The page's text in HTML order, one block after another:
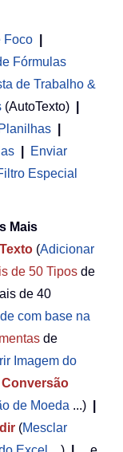
Foco
Fórmulas
de Trabalho &
(AutoTexto)
Enviar
Especial
Mais
Texto (Adicionar
de 50 Tipos de
de 40
com base na
de
Imagem do
Conversão
de Moeda ...)
(Mesclar